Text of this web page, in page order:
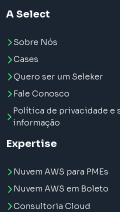
A Select
Sobre Nós
Cases
Quero ser um Seleker
Fale Conosco
Política de privacidade e
informação
Expertise
Nuvem AWS para PMEs
Nuvem AWS em Boleto
Consultoria Cloud